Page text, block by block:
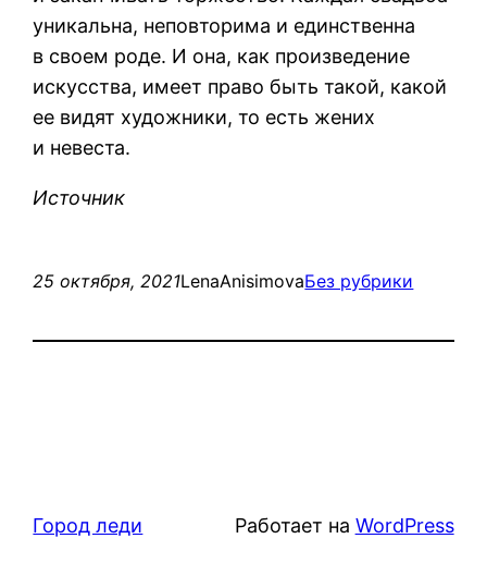
уникальна, неповторима и единственна
в своем роде. И она, как произведение
искусства, имеет право быть такой, какой
ее видят художники, то есть жених
и невеста.
Источник
25 октября, 2021LenaAnisimovaБез рубрики
Город леди Работает на WordPress